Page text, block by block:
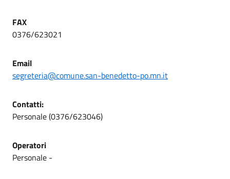
FAX
0376/623021
Email
segreteria@comune.san-benedetto-po.mn.it
Contatti:
Personale (0376/623046)
Operatori
Personale -